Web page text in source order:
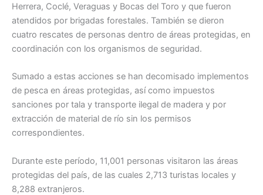
Herrera, Coclé, Veraguas y Bocas del Toro y que fueron
atendidos por brigadas forestales. También se dieron
cuatro rescates de personas dentro de áreas protegidas, en
coordinación con los organismos de seguridad.
Sumado a estas acciones se han decomisado implementos
de pesca en áreas protegidas, así como impuestos
sanciones por tala y transporte ilegal de madera y por
extracción de material de río sin los permisos
correspondientes.
Durante este período, 11,001 personas visitaron las áreas
protegidas del país, de las cuales 2,713 turistas locales y
8,288 extranjeros.